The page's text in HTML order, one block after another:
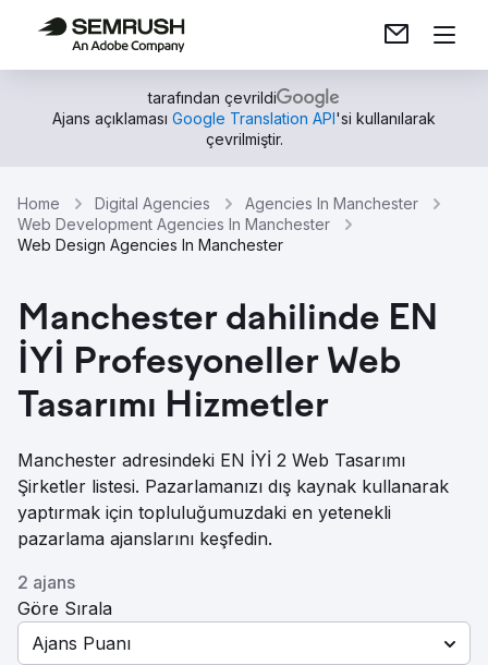
tarafından çevrildi
Ajans açıklaması Google Translation API'si kullanılarak
çevrilmiştir.
Home Digital Agencies
Agencies In Manchester
Web Development Agencies In Manchester
Web Design Agencies In Manchester
Manchester dahilinde EN
İYİ Profesyoneller Web
Tasarımı Hizmetler
Manchester adresindeki EN İYİ 2 Web Tasarımı
Şirketler listesi. Pazarlamanızı dış kaynak kullanarak
yaptırmak için topluluğumuzdaki en yetenekli
pazarlama ajanslarını keşfedin.
2 ajans
Göre Sırala
Ajans Puanı